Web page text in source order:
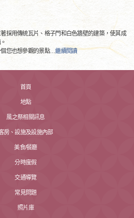
採用傳統瓦片、格子門和白色牆壁的建築，使其成
您也想參觀的景點…繼續閱讀
首頁
地點
風之祭相關訊息
房、設施及設施內部
美食/餐廳
分時度假
交通導覽
常見問題
照片庫